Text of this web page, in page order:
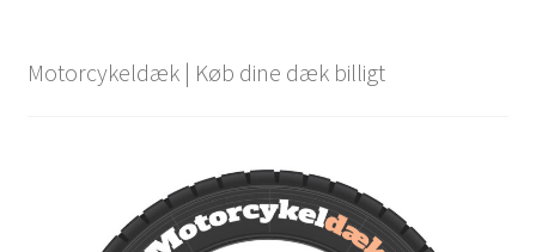
Motorcykeldæk | Køb dine dæk billigt